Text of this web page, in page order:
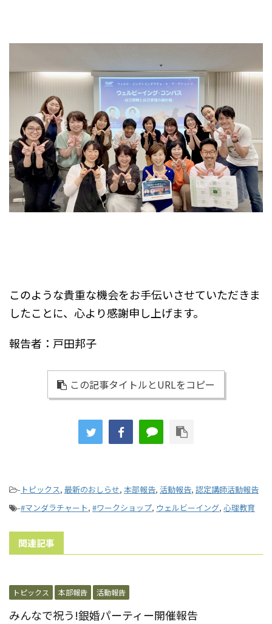
このような貴重な機会をお手伝いさせていただきま
したことに、心より感謝申し上げます。
報告者：戸田邦子
この記事タイトルとURLをコピー
- トピックス, 最新のおしらせ, 本部報告, 活動報告, 認定講師活動報告
-#マンダラチャート, #ワークショップ, ウェルビーイング, 心理教育
関連記事
トピックス 本部報告 活動報告
みんなで祝う!銀婚パーティー開催報告